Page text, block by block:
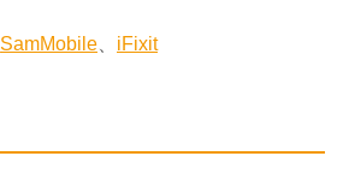
SamMobile、 iFixit